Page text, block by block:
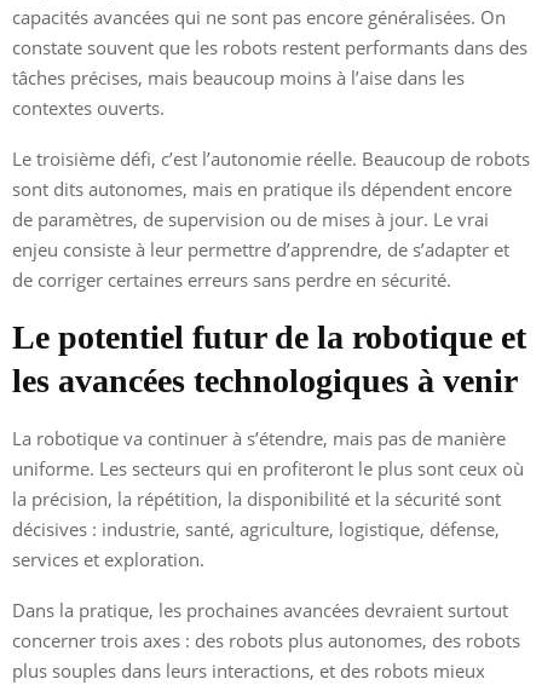
capacités avancées qui ne sont pas encore généralisées. On
constate souvent que les robots restent performants dans des
tâches précises, mais beaucoup moins à l’aise dans les
contextes ouverts.
Le troisième défi, c’est l’autonomie réelle. Beaucoup de robots
sont dits autonomes, mais en pratique ils dépendent encore
de paramètres, de supervision ou de mises à jour. Le vrai
enjeu consiste à leur permettre d’apprendre, de s’adapter et
de corriger certaines erreurs sans perdre en sécurité.
Le potentiel futur de la robotique et
les avancées technologiques à venir
La robotique va continuer à s’étendre, mais pas de manière
uniforme. Les secteurs qui en profiteront le plus sont ceux où
la précision, la répétition, la disponibilité et la sécurité sont
décisives : industrie, santé, agriculture, logistique, défense,
services et exploration.
Dans la pratique, les prochaines avancées devraient surtout
concerner trois axes : des robots plus autonomes, des robots
plus souples dans leurs interactions, et des robots mieux